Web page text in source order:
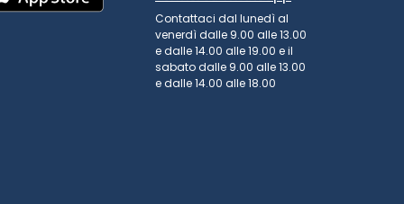
Contattaci dal lunedì al
venerdì dalle 9.00 alle 13.00
e dalle 14.00 alle 19.00 e il
sabato dalle 9.00 alle 13.00
e dalle 14.00 alle 18.00